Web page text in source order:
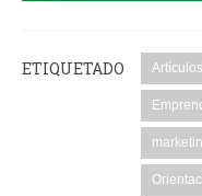
ETIQUETADO